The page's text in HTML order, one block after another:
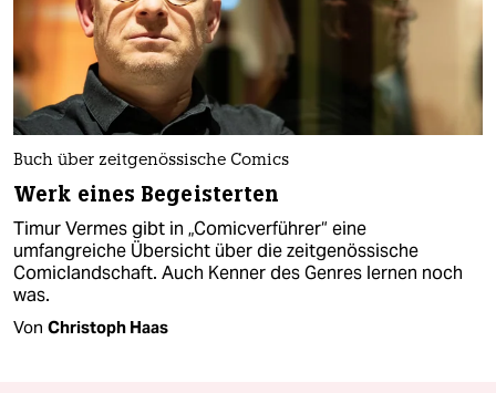
Buch über zeitgenössische Comics
Werk eines Begeisterten
Timur Vermes gibt in „Comicverführer“ eine
umfangreiche Übersicht über die zeitgenössische
Comiclandschaft. Auch Kenner des Genres lernen noch
was.
Von Christoph Haas